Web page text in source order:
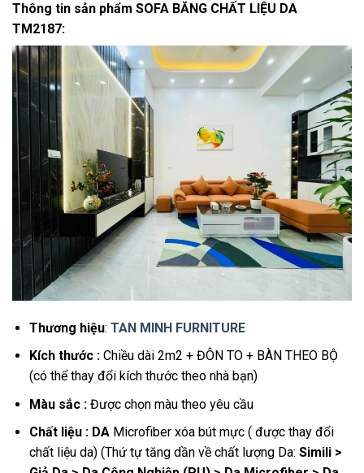
Thông tin sản phẩm SOFA BĂNG CHẤT LIỆU DA
TM2187:
Thương hiệu: TAN MINH FURNITURE
Kích thước:Chiều dài 2m2 + ĐÔN TO + BÀN THEO BỘ
(có thể thay đổi kích thước theo nhà bạn)
Màu sắc :Được chọn màu theo yêu cầu
Chất liệu : DAMicrofiber xóa bút mực ( được thay đổi
chất liệu da) (Thứ tự tăng dần về chất lượng Da: Simili >